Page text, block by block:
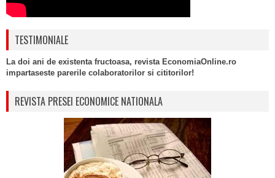
TESTIMONIALE
La doi ani de existenta fructoasa, revista EconomiaOnline.ro
impartaseste parerile colaboratorilor si cititorilor!
REVISTA PRESEI ECONOMICE NATIONALA